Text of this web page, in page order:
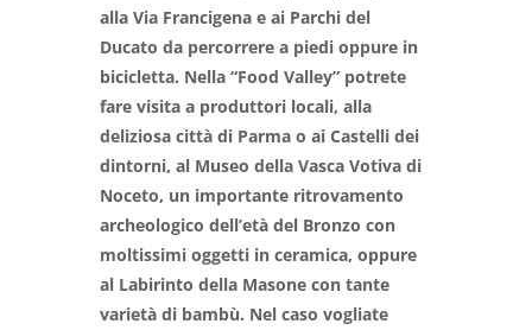
alla Via Francigena e ai Parchi del
Ducato da percorrere a piedi oppure in
bicicletta. Nella “Food Valley” potrete
fare visita a produttori locali, alla
deliziosa città di Parma o ai Castelli dei
dintorni, al Museo della Vasca Votiva di
Noceto, un importante ritrovamento
archeologico dell’età del Bronzo con
moltissimi oggetti in ceramica, oppure
al Labirinto della Masone con tante
varietà di bambù. Nel caso vogliate